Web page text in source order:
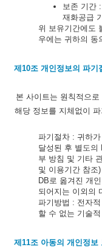
보존 기간
재화공급
위 보유기간에도
우에는 귀하의 동
제10조 개인정보의 파기
본 사이트는 원칙적으
해당 정보를 지체없이
파기절차 : 귀하
달성된 후 별도의
부 방침 및 기타
및 이용기간 참조
DB로 옮겨진 개
되어지는 이외의
파기방법 : 전자
할 수 없는 기술
제11조 아동의 개인정보